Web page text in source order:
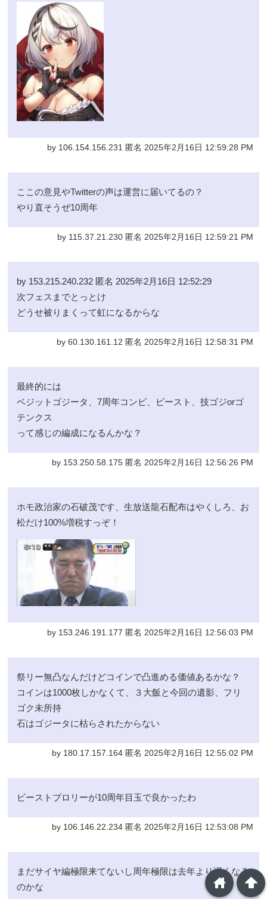
by 106.154.156.231 匿名 2025年2月16日 12:59:28 PM
ここの意見やTwitterの声は運営に届いてるの？
やり直そうぜ10周年
by 115.37.21.230 匿名 2025年2月16日 12:59:21 PM
by 153.215.240.232 匿名 2025年2月16日 12:52:29
次フェスまでとっとけ
どうせ被りまくって虹になるからな
by 60.130.161.12 匿名 2025年2月16日 12:58:31 PM
最終的には
ベジットゴジータ、7周年コンビ、ビースト、技ゴジorゴ
テンクス
って感じの編成になるんかな？
by 153.250.58.175 匿名 2025年2月16日 12:56:26 PM
ホモ政治家の石破茂です、生放送龍石配布はやくしろ、お
松だけ100%増税すっぞ！
by 153.246.191.177 匿名 2025年2月16日 12:56:03 PM
祭リー無凸なんだけどコインで凸進める価値あるかな？
コインは1000枚しかなくて、３大飯と今回の遺影、フリ
ゴク未所持
石はゴジータに枯らされたからない
by 180.17.157.164 匿名 2025年2月16日 12:55:02 PM
ビーストブロリーが10周年目玉で良かったわ
by 106.146.22.234 匿名 2025年2月16日 12:53:08 PM
まだサイヤ編極限来てないし周年極限は去年より遅くなる
のかな
arrowup
home